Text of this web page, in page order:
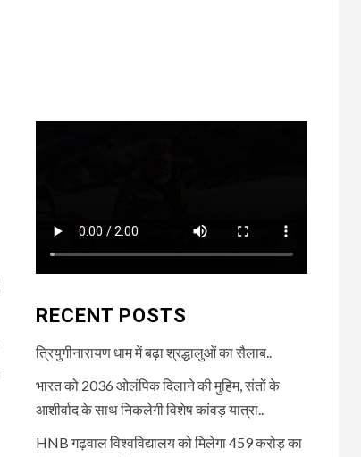
RECENT POSTS
त्रियुगीनारायण धाम में बढ़ा श्रद्धालुओं का सैलाब..
भारत को 2036 ओलंपिक दिलाने की मुहिम, संतों के
आशीर्वाद के साथ निकलेगी विशेष कांवड़ यात्रा..
HNB गढ़वाल विश्वविद्यालय को मिलेगा 459 करोड़ का